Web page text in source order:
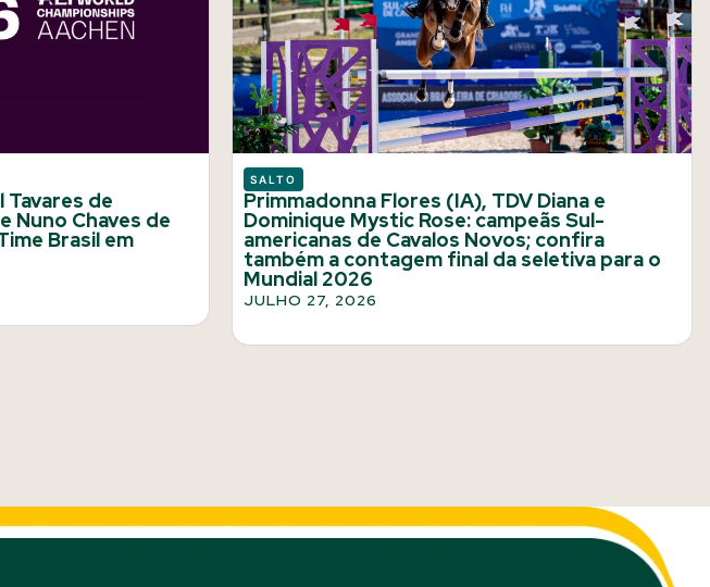
Tavares de
Nuno Chaves de
Brasil em
SALTO
Primmadonna Flores (IA), TDV Diana e
Dominique Mystic Rose: campeãs Sul-
americanas de Cavalos Novos; confira
também a contagem final da seletiva para o
Mundial 2026
JULHO 27, 2026